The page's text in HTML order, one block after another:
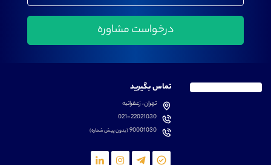
تماس بگیرید
تهران، زعفرانیه
021-22021030
90001030(بدون پیش شماره)